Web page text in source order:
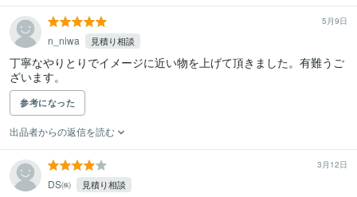
5月9日
n_niwa 見積り相談
丁寧なやりとりでイメージに近い物を上げて頂きました。有難うご
ざいます。
参考になった
出品者からの返信を読む
3月12日
DS㈱ 見積り相談